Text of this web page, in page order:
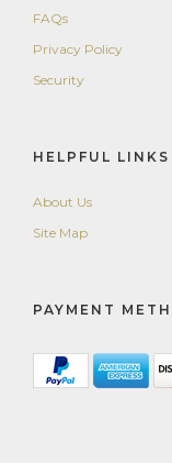
FAQs
Privacy Policy
Security
HELPFUL LINKS
About Us
Site Map
PAYMENT